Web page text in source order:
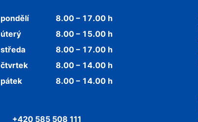
pondělí
8.00 – 17.00 h
úterý
8.00 – 15.00 h
středa
8.00 – 17.00 h
čtvrtek
8.00 – 14.00 h
pátek
8.00 – 14.00 h
+420 585 508 111